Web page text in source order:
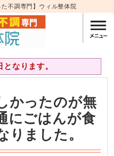
不調専門】ウィル整体院
なります。
かったのが無
にごはんが食
りました。